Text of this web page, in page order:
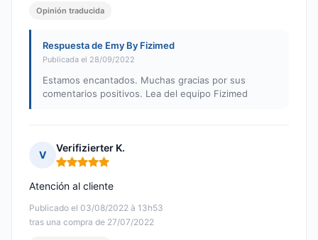
Opinión traducida
Respuesta de Emy By Fizimed
Publicada el 28/09/2022
Estamos encantados. Muchas gracias por sus
comentarios positivos. Lea del equipo Fizimed
V
Verifizierter K.
Nota: 5 de 5
Publicado el 03/08/2022 à 13h53
tras una compra de 27/07/2022
Atención al cliente